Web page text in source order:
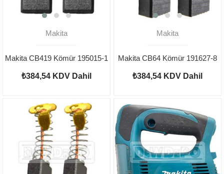
Makita
Makita CB419 Kömür 195015-1
₺384,54 KDV Dahil
Makita
Makita CB64 Kömür 191627-8
₺384,54 KDV Dahil